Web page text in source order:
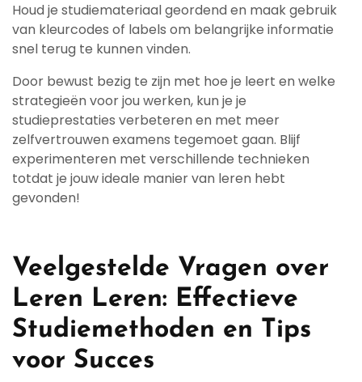
Houd je studiemateriaal geordend en maak gebruik
van kleurcodes of labels om belangrijke informatie
snel terug te kunnen vinden.
Door bewust bezig te zijn met hoe je leert en welke
strategieën voor jou werken, kun je je
studieprestaties verbeteren en met meer
zelfvertrouwen examens tegemoet gaan. Blijf
experimenteren met verschillende technieken
totdat je jouw ideale manier van leren hebt
gevonden!
Veelgestelde Vragen over
Leren Leren: Effectieve
Studiemethoden en Tips
voor Succes